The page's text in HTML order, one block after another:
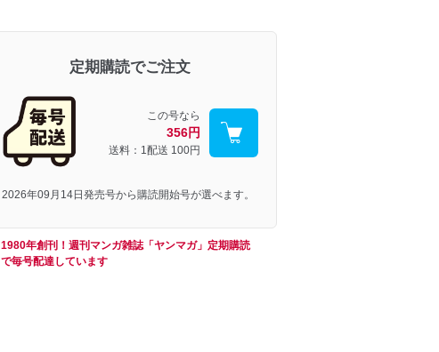
定期購読でご注文
この号なら
356円
送料：1配送 100円
2026年09月14日発売号から購読開始号が選べます。
1980年創刊！週刊マンガ雑誌「ヤンマガ」定期購読
で毎号配達しています